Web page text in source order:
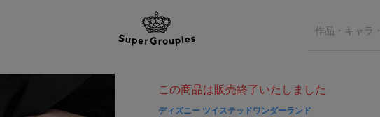
この商品は販売終了いたしました
ディズニー ツイステッドワンダーランド